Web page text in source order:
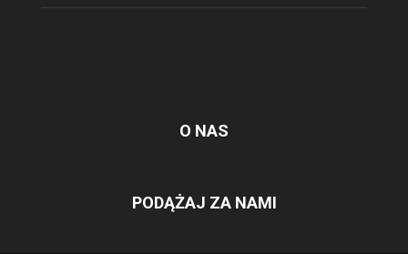
O NAS
PODĄŻAJ ZA NAMI